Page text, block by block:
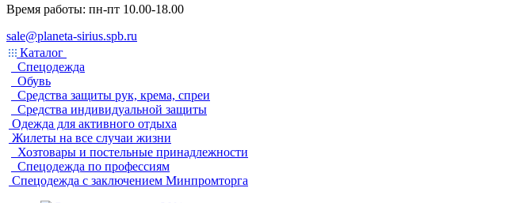
Время работы: пн-пт 10.00-18.00
sale@planeta-sirius.spb.ru
Каталог
Спецодежда
Обувь
Средства защиты рук, крема, спреи
Средства индивидуальной защиты
Одежда для активного отдыха
Жилеты на все случаи жизни
Хозтовары и постельные принадлежности
Спецодежда по профессиям
Спецодежда с заключением Минпромторга